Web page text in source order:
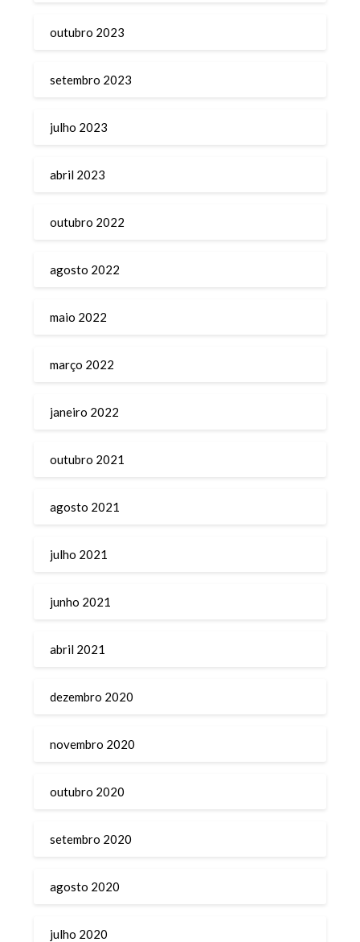
outubro 2023
setembro 2023
julho 2023
abril 2023
outubro 2022
agosto 2022
maio 2022
março 2022
janeiro 2022
outubro 2021
agosto 2021
julho 2021
junho 2021
abril 2021
dezembro 2020
novembro 2020
outubro 2020
setembro 2020
agosto 2020
julho 2020